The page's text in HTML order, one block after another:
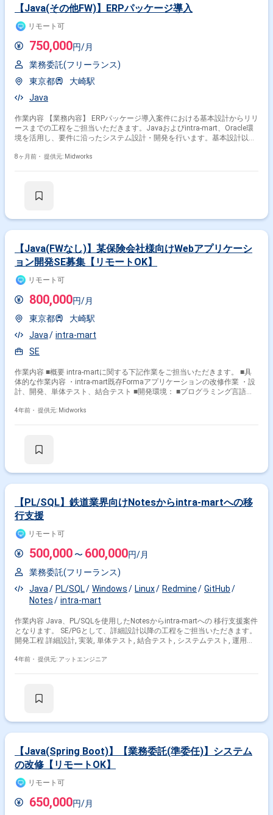
【Java(その他FW)】ERPパッケージ導入
リモート可
750,000円/月
業務委託(フリーランス)
東京都
大崎駅
Java
作業内容 【業務内容】 ERPパッケージ導入案件における基本設計からリリ
ースまでの工程をご担当いただきます。Javaおよびintra-mart、Oracle環
境を活用し、要件に沿ったシステム設計・開発を行います。基本設計以降
別案件へのスライドの可能性もあります。勤務形態は基本リモートで、必
・フェーズ2や別案件への対応準備 ・リリースに向けたテストおよび改善
8ヶ月前・ 提供元: Midworks
【Java(FWなし)】某保険会社様向けWebアプリケーシ
ョン開発SE募集【リモートOK】
リモート可
800,000円/月
東京都
大崎駅
Java
intra-mart
SE
作業内容 ■概要 intra-martに関する下記作業をご担当いただきます。 ■具
体的な作業内容 ・intra-mart既存Formaアプリケーションの改修作業 ・設
計、開発、単体テスト、結合テスト ■開発環境： ■プログラミング言語：
4年前・ 提供元: Midworks
【PL/SQL】鉄道業界向けNotesからintra-martへの移
行支援
リモート可
500,000 〜 600,000円/月
業務委託(フリーランス)
Java
PL/SQL Windows Linux Redmine
GitHub
Notes
intra-mart
作業内容 Java、PL/SQLを使用したNotesからintra-martへの 移行支援案件
となります。 SE/PGとして、詳細設計以降の工程をご担当いただきます。
開発工程 詳細設計, 実装, 単体テスト, 結合テスト, システムテスト, 運用・
4年前・ 提供元: アットエンジニア
【Java(Spring Boot)】【業務委託(準委任)】システム
の改修【リモートOK】
リモート可
650,000円/月
サーバーサイドエンジニア
フロントエンドエンジニア